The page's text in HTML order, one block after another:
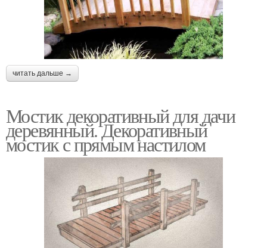
читать дальше →
Мостик декоративный для дачи
деревянный. Декоративный
мостик с прямым настилом